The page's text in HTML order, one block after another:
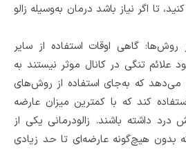
تا اگر نیاز باشد درمان به‌وسیله زالو
گاهی اوقات استفاده از سایر
علائم تنگی در کانال موثر نیستند به
که به‌جای استفاده از روش‌های
کند که با کمترین میزان عارضه
درد داشته باشند. زالودرمانی یکی از
هیچ‌گونه عارضه‌ای تا حد زیادی